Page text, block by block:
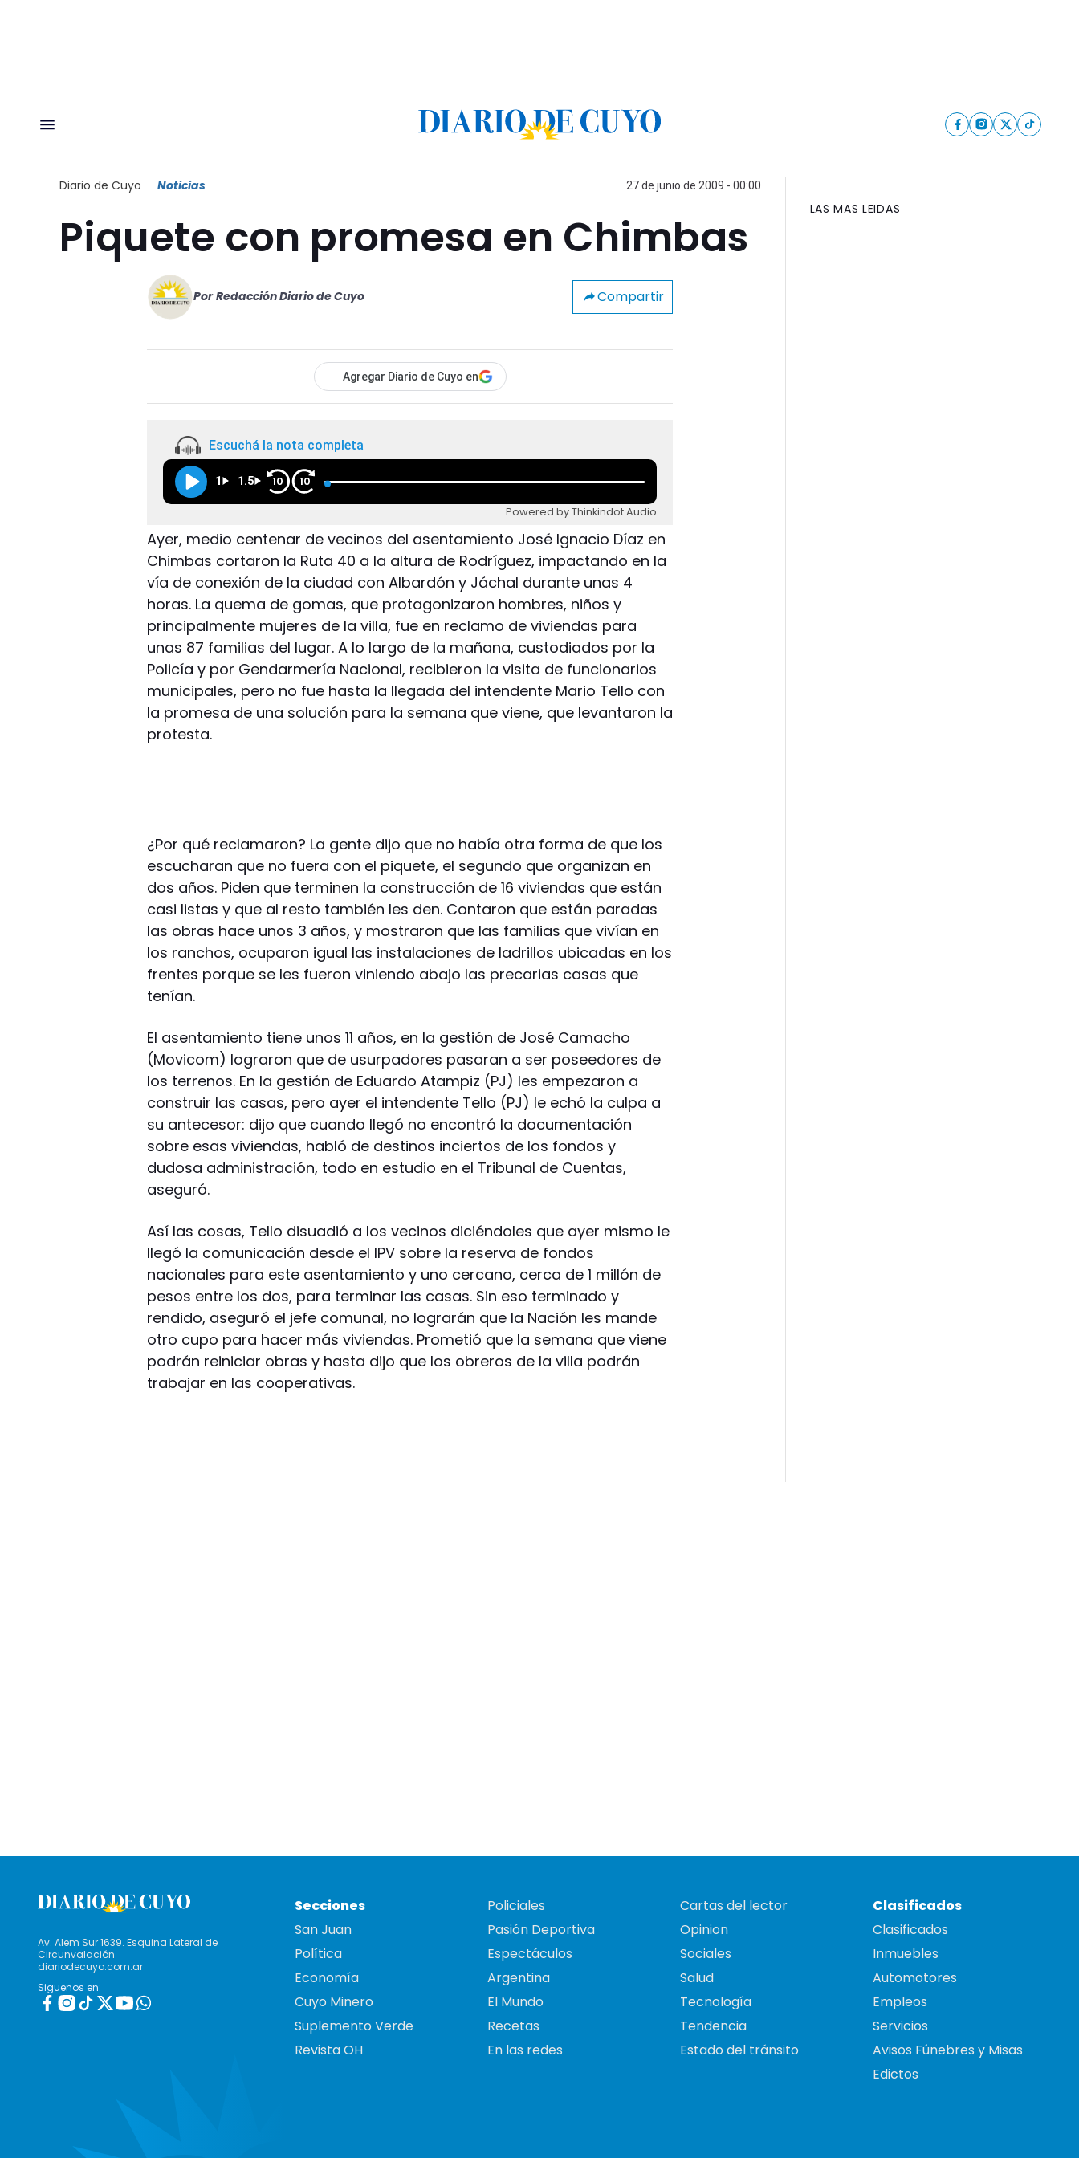
Diario de Cuyo Noticias 27 de junio de 2009 - 00:00
Piquete con promesa en Chimbas
Por Redacción Diario de Cuyo Compartir
Agregar Diario de Cuyo en
Escuchá la nota completa
1 1.5 10 10
Powered by Thinkindot Audio
Ayer, medio centenar de vecinos del asentamiento José Ignacio Díaz en
Chimbas cortaron la Ruta 40 a la altura de Rodríguez, impactando en la
vía de conexión de la ciudad con Albardón y Jáchal durante unas 4
horas. La quema de gomas, que protagonizaron hombres, niños y
principalmente mujeres de la villa, fue en reclamo de viviendas para
unas 87 familias del lugar. A lo largo de la mañana, custodiados por la
Policía y por Gendarmería Nacional, recibieron la visita de funcionarios
municipales, pero no fue hasta la llegada del intendente Mario Tello con
la promesa de una solución para la semana que viene, que levantaron la
protesta.
¿Por qué reclamaron? La gente dijo que no había otra forma de que los
escucharan que no fuera con el piquete, el segundo que organizan en
dos años. Piden que terminen la construcción de 16 viviendas que están
casi listas y que al resto también les den. Contaron que están paradas
las obras hace unos 3 años, y mostraron que las familias que vivían en
los ranchos, ocuparon igual las instalaciones de ladrillos ubicadas en los
frentes porque se les fueron viniendo abajo las precarias casas que
tenían.
El asentamiento tiene unos 11 años, en la gestión de José Camacho
(Movicom) lograron que de usurpadores pasaran a ser poseedores de
los terrenos. En la gestión de Eduardo Atampiz (PJ) les empezaron a
construir las casas, pero ayer el intendente Tello (PJ) le echó la culpa a
su antecesor: dijo que cuando llegó no encontró la documentación
sobre esas viviendas, habló de destinos inciertos de los fondos y
dudosa administración, todo en estudio en el Tribunal de Cuentas,
aseguró.
Así las cosas, Tello disuadió a los vecinos diciéndoles que ayer mismo le
llegó la comunicación desde el IPV sobre la reserva de fondos
nacionales para este asentamiento y uno cercano, cerca de 1 millón de
pesos entre los dos, para terminar las casas. Sin eso terminado y
rendido, aseguró el jefe comunal, no lograrán que la Nación les mande
otro cupo para hacer más viviendas. Prometió que la semana que viene
podrán reiniciar obras y hasta dijo que los obreros de la villa podrán
trabajar en las cooperativas.
LAS MAS LEIDAS
Av. Alem Sur 1639. Esquina Lateral de
Circunvalación
diariodecuyo.com.ar
Siguenos en:
Secciones
San Juan
Política
Economía
Cuyo Minero
Suplemento Verde
Revista OH
Policiales
Pasión Deportiva
Espectáculos
Argentina
El Mundo
Recetas
En las redes
Cartas del lector
Opinion
Sociales
Salud
Tecnología
Tendencia
Estado del tránsito
Clasificados
Clasificados
Inmuebles
Automotores
Empleos
Servicios
Avisos Fúnebres y Misas
Edictos